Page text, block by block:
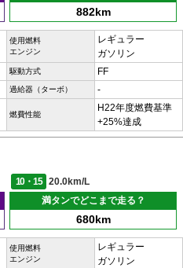
882km
使用燃料
エンジン
レギュラー
ガソリン
駆動方式 FF
過給器（ターボ） -
燃費性能
H22年度燃費基準
+25%達成
10・15
20.0km/L
満タンでどこまで走る？
680km
使用燃料
エンジン
レギュラー
ガソリン